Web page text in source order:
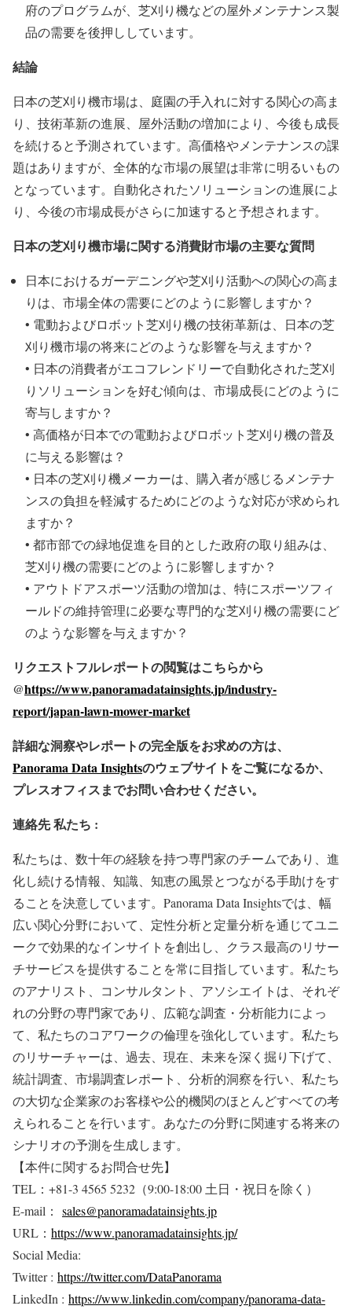
府のプログラムが、芝刈り機などの屋外メンテナンス製
品の需要を後押ししています。
結論
日本の芝刈り機市場は、庭園の手入れに対する関心の高ま
り、技術革新の進展、屋外活動の増加により、今後も成長
を続けると予測されています。高価格やメンテナンスの課
題はありますが、全体的な市場の展望は非常に明るいもの
となっています。自動化されたソリューションの進展によ
り、今後の市場成長がさらに加速すると予想されます。
日本の芝刈り機市場に関する消費財市場の主要な質問
日本におけるガーデニングや芝刈り活動への関心の高ま
りは、市場全体の需要にどのように影響しますか？
• 電動およびロボット芝刈り機の技術革新は、日本の芝
刈り機市場の将来にどのような影響を与えますか？
• 日本の消費者がエコフレンドリーで自動化された芝刈
りソリューションを好む傾向は、市場成長にどのように
寄与しますか？
• 高価格が日本での電動およびロボット芝刈り機の普及
に与える影響は？
• 日本の芝刈り機メーカーは、購入者が感じるメンテナ
ンスの負担を軽減するためにどのような対応が求められ
ますか？
• 都市部での緑地促進を目的とした政府の取り組みは、
芝刈り機の需要にどのように影響しますか？
• アウトドアスポーツ活動の増加は、特にスポーツフィ
ールドの維持管理に必要な専門的な芝刈り機の需要にど
のような影響を与えますか？
リクエストフルレポートの閲覧はこちらから
@https://www.panoramadatainsights.jp/industry-
report/japan-lawn-mower-market
詳細な洞察やレポートの完全版をお求めの方は、
Panorama Data Insightsのウェブサイトをご覧になるか、
プレスオフィスまでお問い合わせください。
連絡先私たち :
私たちは、数十年の経験を持つ専門家のチームであり、進
化し続ける情報、知識、知恵の風景とつながる手助けをす
ることを決意しています。Panorama Data Insightsでは、幅
広い関心分野において、定性分析と定量分析を通じてユニ
ークで効果的なインサイトを創出し、クラス最高のリサー
チサービスを提供することを常に目指しています。私たち
のアナリスト、コンサルタント、アソシエイトは、それぞ
れの分野の専門家であり、広範な調査・分析能力によっ
て、私たちのコアワークの倫理を強化しています。私たち
のリサーチャーは、過去、現在、未来を深く掘り下げて、
統計調査、市場調査レポート、分析的洞察を行い、私たち
の大切な企業家のお客様や公的機関のほとんどすべての考
えられることを行います。あなたの分野に関連する将来の
シナリオの予測を生成します。
【本件に関するお問合せ先】
TEL：+81-3 4565 5232（9:00-18:00 土日・祝日を除く）
E-mail： sales@panoramadatainsights.jp
URL： https://www.panoramadatainsights.jp/
Social Media:
Twitter : https://twitter.com/DataPanorama
LinkedIn : https://www.linkedin.com/company/panorama-data-